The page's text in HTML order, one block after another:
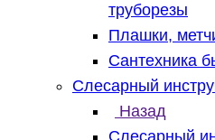
труборезы
Плашки,
Сантехника
Слесарный
Назад
Слесарный